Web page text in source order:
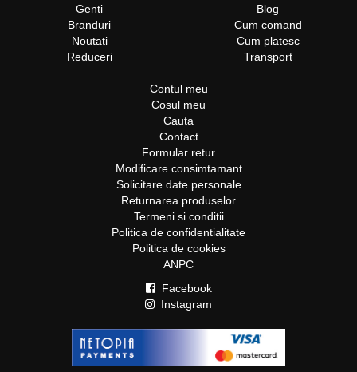
Genti
Branduri
Noutati
Reduceri
Blog
Cum comand
Cum platesc
Transport
Contul meu
Cosul meu
Cauta
Contact
Formular retur
Modificare consimtamant
Solicitare date personale
Returnarea produselor
Termeni si conditii
Politica de confidentialitate
Politica de cookies
ANPC
Facebook
Instagram